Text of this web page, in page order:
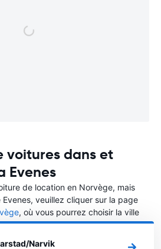
voitures dans et
Evenes
de location en Norvège, mais
veuillez cliquer sur la page
, où vous pourrez choisir la ville
souhaitez louer une voiture.
Narvik